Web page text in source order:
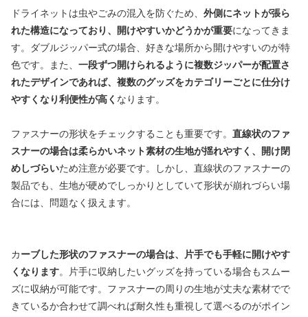
ドライネットは虫やごみの混入を防ぐため、 外側にネットが張ら
れた構造になっており、開けやすいかどうかが重要になってきま
す。ダブルジッパー式の場合、好きな場所から開けやすいのが特
色です。また、 一段ずつ開けられるように複数ジッパーが配置さ
れたデザインであれば、複数のグッズをカテゴリーごとに仕分け
やすくなり利便性が高く なります。
ファスナーの形状をチェックすることも重要です。 直線状のファ
スナーの場合は柔らかいネット素材の生地が揺れやすく、開け閉
めしづらいため注意が必要です。しかし、直線状のファスナーの
製品でも、生地が硬めでしっかりとしていて形状が崩れづらい場
合には、問題なく扱えます。
カ ーブした形状のファスナーの場合は、片手でも手軽に開けやす
くなります。片手に収納したいグッズを持っている場合もスムー
ズに収納が可能です。ファスナーの周りの生地が丈夫な素材でで
きているか合わせて調べれば耐久性も重視して選べるのがポイン